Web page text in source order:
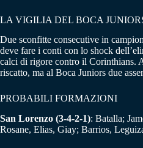
LA VIGILIA DEL BOCA
Due sconfitte consecutive in
deve fare i conti con lo shock
calci di rigore contro il Corinthians.
riscatto, ma al Boca Juniors due
PROBABILI FORMAZIONI
San Lorenzo (3-4-2-1): Batalla;
Rosane, Elias, Giay; Barrios,